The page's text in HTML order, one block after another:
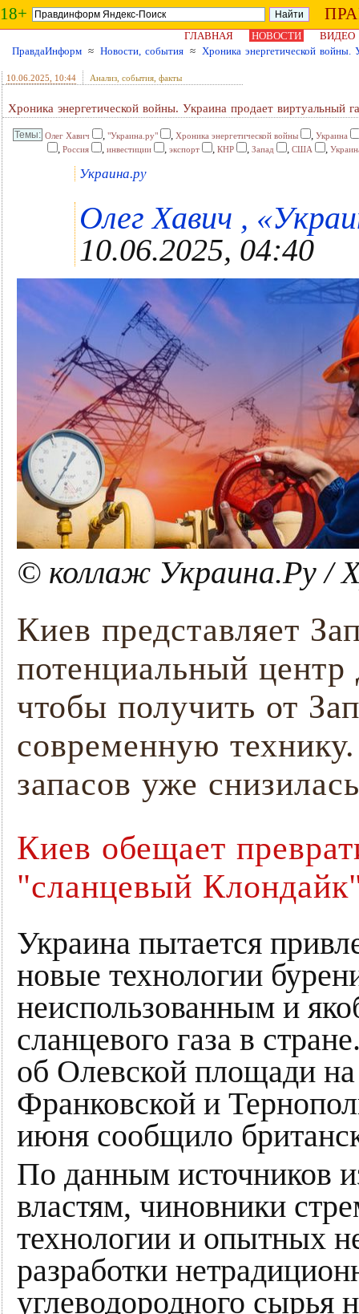
18+
ГЛАВНАЯ НОВОСТИ
ВИДЕО
ПравдаИнформ ≈ Новости, события ≈ Хроника энергетической
10.06.2025 , 10:44 Анализ, события, факты
Хроника энергетической войны. Украина продает виртуальный
Олег Хавич , "Украина.ру" , Хроника энергетической войны , Украина
, Россия , инвестиции , экспорт , КНР , Запад , США ,
Украина.ру
Олег Хавич ,
10.06.2025, 04:40
© коллаж Украина.Ру /
Киев представляет
потенциальный центр
чтобы получить от
современную
запасов уже
Киев обещает
"сланцевый
Украина пытается
новые технологии
неиспользованным и
сланцевого газа в
об Олевской площади
Франковской и
июня сообщило
По данным источников
властям, чиновники
технологии и опытных
разработки
углеводородного сырья